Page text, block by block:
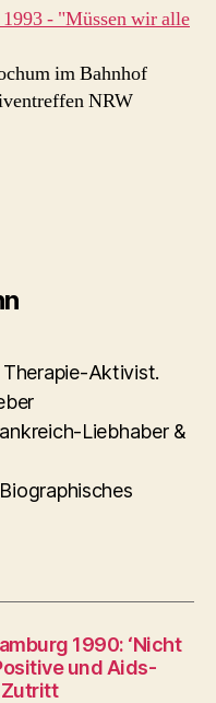
- "Müssen wir alle
im Bahnhof
NRW
Aktivist.
Liebhaber &
1990: ‘Nicht
und Aids-
Zutritt